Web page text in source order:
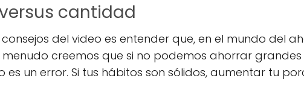
cantidad
del video es entender que, en el mundo del
menudo creemos que si no podemos ahorrar
es un error. Si tus hábitos son sólidos, aumentar tu